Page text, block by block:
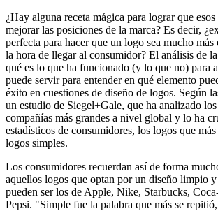
¿Hay alguna receta mágica para lograr que
mejorar las posiciones de la marca? Es decir,
perfecta para hacer que un logo sea mucho
la hora de llegar al consumidor? El análisis de
qué es lo que ha funcionado (y lo que no) para
puede servir para entender en qué elemento
éxito en cuestiones de diseño de logos. Según
un estudio de Siegel+Gale, que ha analizado
compañías más grandes a nivel global y lo ha
estadísticos de consumidores, los logos que
logos simples.
Los consumidores recuerdan así de forma
aquellos logos que optan por un diseño limpio
pueden ser los de Apple, Nike, Starbucks,
Pepsi. "Simple fue la palabra que más se